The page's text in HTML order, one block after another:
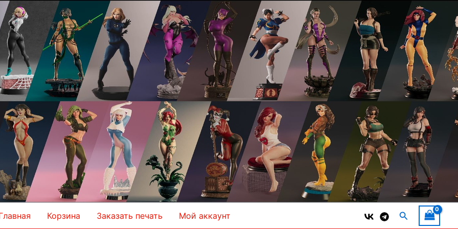
Корзина Заказать печать Мой аккаунт Поиск